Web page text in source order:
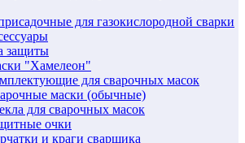
для газокислородной сварки
защиты
"Хамелеон"
для сварочных масок
маски (обычные)
для сварочных масок
очки
и краги сварщика